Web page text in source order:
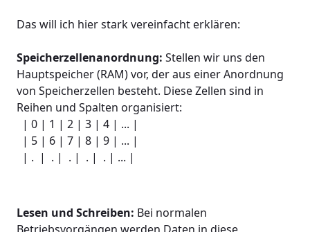
Das will ich hier stark vereinfacht erklären:
Speicherzellenanordnung: Stellen wir uns den
Hauptspeicher (RAM) vor, der aus einer Anordnung
von Speicherzellen besteht. Diese Zellen sind in
Reihen und Spalten organisiert:
| 0 | 1 | 2 | 3 | 4 | ... |
| 5 | 6 | 7 | 8 | 9 | ... |
| . | . | . | . | . | ... |
Lesen und Schreiben: Bei normalen